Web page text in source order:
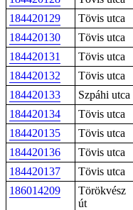
184420129
Tövis utca
184420130
Tövis utca
184420131
Tövis utca
184420132
Tövis utca
184420133
Szpáhi utca
184420134
Tövis utca
184420135
Tövis utca
184420136
Tövis utca
184420137
Tövis utca
186014209
Törökvész
út